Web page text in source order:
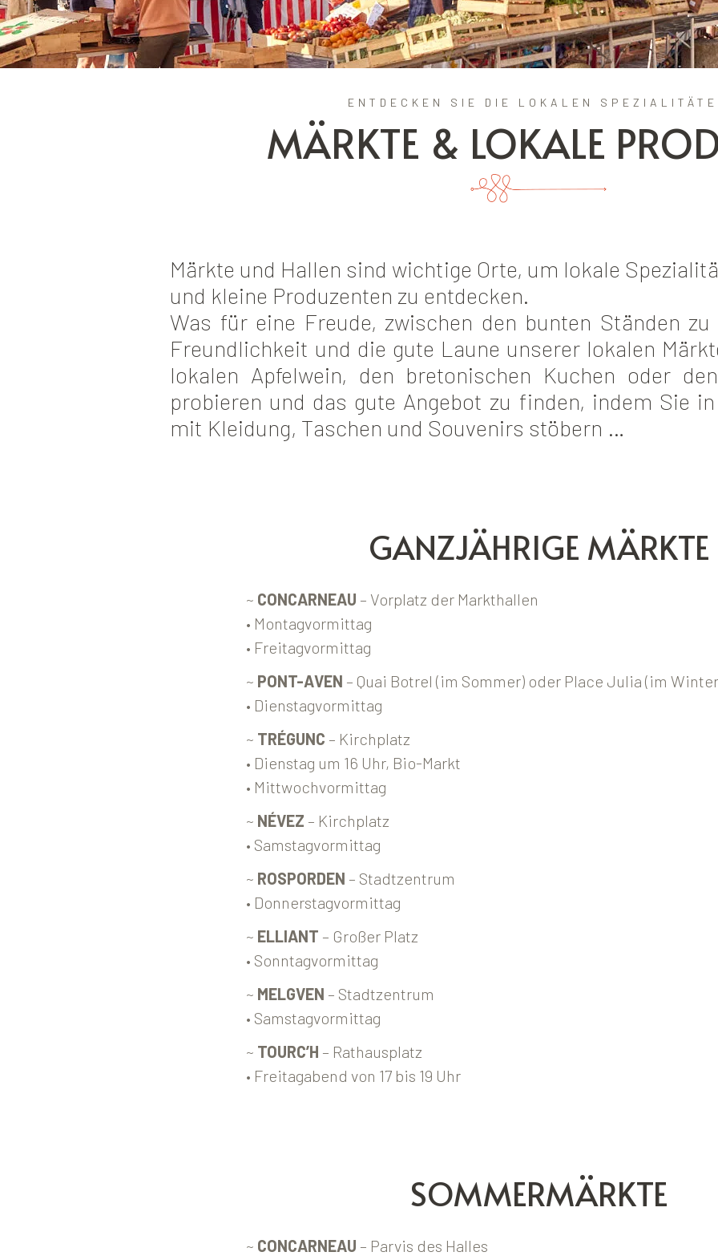
ENTDECKEN SIE DIE LOKALEN
MÄRKTE & LOKALE
Märkte und Hallen sind wichtige Orte, um lokale
und kleine Produzenten zu entdecken.
Was für eine Freude, zwischen den bunten Ständen
Freundlichkeit und die gute Laune unserer lokalen
lokalen Apfelwein, den bretonischen Kuchen oder
probieren und das gute Angebot zu finden, indem Sie
mit Kleidung, Taschen und Souvenirs stöbern …
GANZJÄHRIGE MÄRKTE
~ CONCARNEAU – Vorplatz der Markthallen
• Montagvormittag
• Freitagvormittag
~ PONT-AVEN – Quai Botrel (im Sommer) oder Place Julia (im
• Dienstagvormittag
~ TRÉGUNC – Kirchplatz
• Dienstag um 16 Uhr, Bio-Markt
• Mittwochvormittag
~ NÉVEZ – Kirchplatz
• Samstagvormittag
~ ROSPORDEN – Stadtzentrum
• Donnerstagvormittag
~ ELLIANT – Großer Platz
• Sonntagvormittag
~ MELGVEN – Stadtzentrum
• Samstagvormittag
~ TOURC’H – Rathausplatz
• Freitagabend von 17 bis 19 Uhr
SOMMERMÄRKTE
~ CONCARNEAU – Parvis des Halles